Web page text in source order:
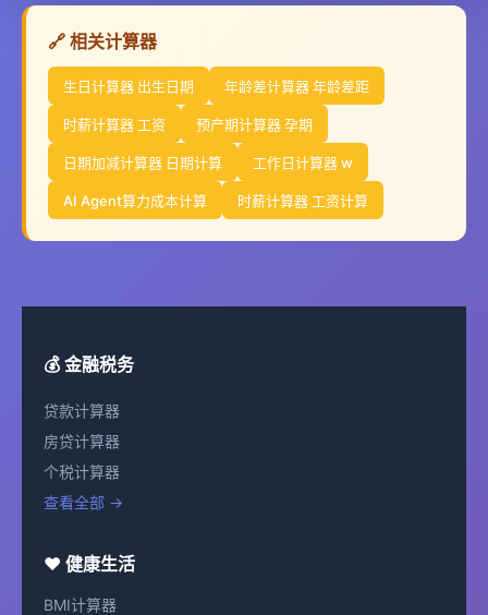
🔗 相关计算器
生日计算器 出生日期 年龄差计算器 年龄差距
时薪计算器 工资 预产期计算器 孕期
日期加减计算器 日期计算 工作日计算器 w
AI Agent算力成本计算 时薪计算器 工资计算
💰 金融税务
贷款计算器
房贷计算器
个税计算器
查看全部 →
❤️ 健康生活
BMI计算器